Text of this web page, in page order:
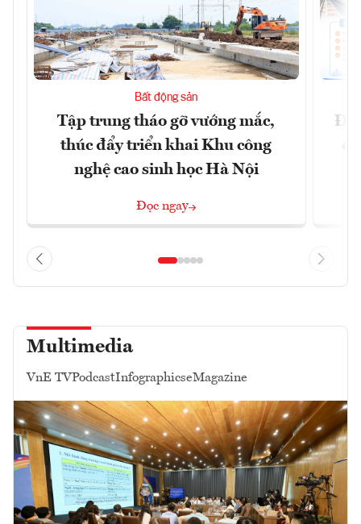
Bất động sản
Tập trung tháo gỡ vướng mắc,
thúc đẩy triển khai Khu công
nghệ cao sinh học Hà Nội
Đọc ngay
Multimedia
VnE TVPodcastInfographicseMagazine